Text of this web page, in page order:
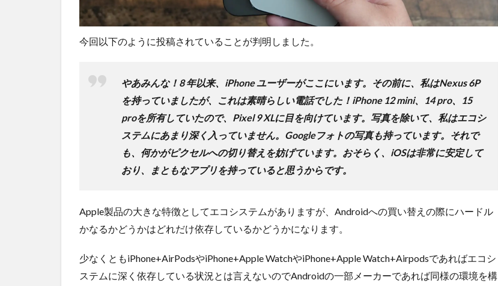
ライ
ンシ
ョッ
プが
め！
今回以下のように投稿されていることが判明しました。
やあみんな！8 年以来、iPhone ユーザーがここにいます。その前に、私はNexus 6P
を持っていましたが、これは素晴らしい電話でした！iPhone 12 mini、14 pro、15
proを所有していたので、Pixel 9 XLに目を向けています。写真を除いて、私はエコシ
ステムにあまり深く入っていません。Googleフォトの写真も持っています。それで
も、何かがピクセルへの切り替えを妨げています。おそらく、iOSは非常に安定して
おり、まともなアプリを持っていると思うからです。
Apple製品の大きな特徴としてエコシステムがありますが、Androidへの買い替えの際にハードル
かなるかどうかはどれだけ依存しているかどうかになります。
少なくともiPhone+AirPodsやiPhone+Apple WatchやiPhone+Apple Watch+Airpodsであればエコシ
ステムに深く依存している状況とは言えないのでAndroidの一部メーカーであれば同様の環境を構